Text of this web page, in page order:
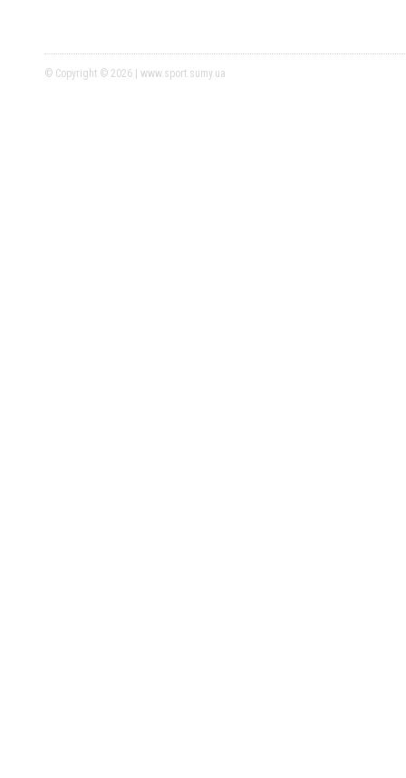
© Copyright © 2026 | www.sport.sumy.ua